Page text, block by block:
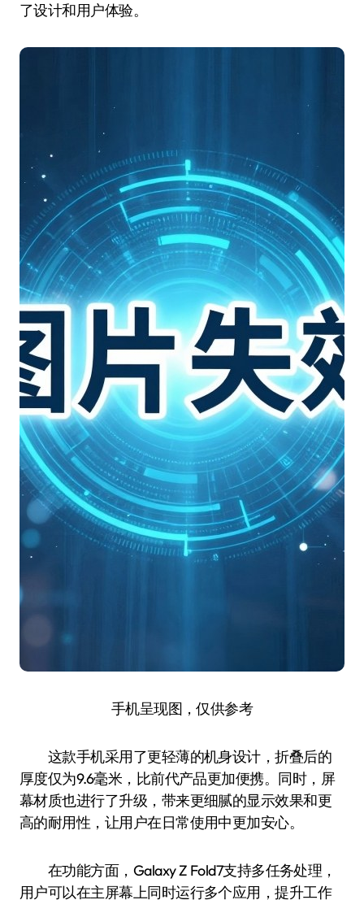
了设计和用户体验。
手机呈现图，仅供参考
这款手机采用了更轻薄的机身设计，折叠后的
厚度仅为9.6毫米，比前代产品更加便携。同时，屏
幕材质也进行了升级，带来更细腻的显示效果和更
高的耐用性，让用户在日常使用中更加安心。
在功能方面，Galaxy Z Fold7支持多任务处理，
用户可以在主屏幕上同时运行多个应用，提升工作